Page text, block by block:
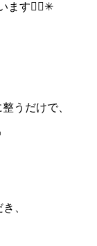
ます💁‍♀️✳︎
うだけで、
、